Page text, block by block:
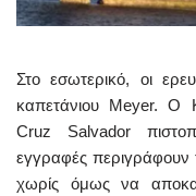
Στο εσωτερικό, οι
καπετάνιου Meyer. Ο
Cruz Salvador
εγγραφές περιγράφουν
χωρίς όμως να